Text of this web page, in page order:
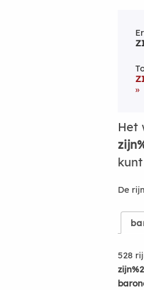
Het
De
528